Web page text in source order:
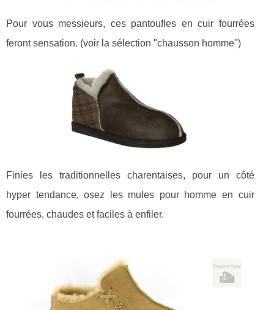
Pour vous messieurs, ces pantoufles en cuir fourrées
feront sensation. (voir la sélection "chausson homme")
Finies les traditionnelles charentaises, pour un côté
hyper tendance, osez les mules pour homme en cuir
fourrées, chaudes et faciles à enfiler.